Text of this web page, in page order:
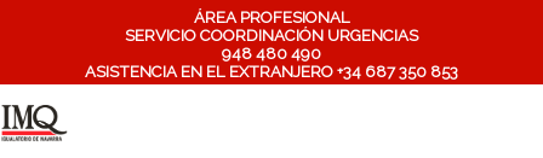
ÁREA PROFESIONAL
SERVICIO COORDINACIÓN URGENCIAS
948 480 490
ASISTENCIA EN EL EXTRANJERO +34 687 350 853